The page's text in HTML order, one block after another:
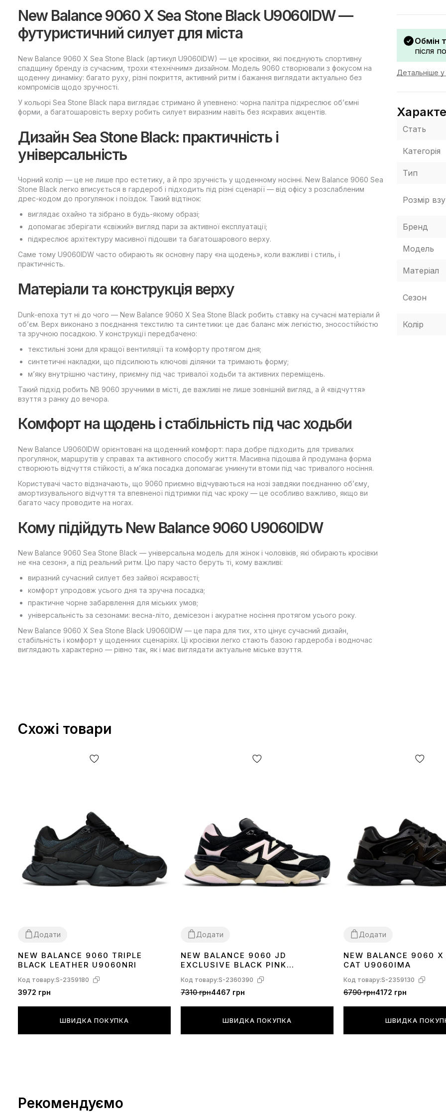
New Balance 9060 X Sea Stone Black U9060IDW —
футуристичний силует для міста
New Balance 9060 X Sea Stone Black (артикул U9060IDW) — це кросівки, які поєднують спортивну
спадщину бренду із сучасним, трохи «технічним» дизайном. Модель 9060 створювали з фокусом на
щоденну динаміку: багато руху, різні покриття, активний ритм і бажання виглядати актуально без
компромісів щодо зручності.
У кольорі Sea Stone Black пара виглядає стримано й упевнено: чорна палітра підкреслює об’ємні
форми, а багатошаровість верху робить силует виразним навіть без яскравих акцентів.
Дизайн Sea Stone Black: практичність і
універсальність
Чорний колір — це не лише про естетику, а й про зручність у щоденному носінні. New Balance 9060 Sea
Stone Black легко вписується в гардероб і підходить під різні сценарії — від офісу з розслабленим
дрес-кодом до прогулянок і поїздок. Такий відтінок:
виглядає охайно та зібрано в будь-якому образі;
допомагає зберігати «свіжий» вигляд пари за активної експлуатації;
підкреслює архітектуру масивної підошви та багатошарового верху.
Саме тому U9060IDW часто обирають як основну пару «на щодень», коли важливі і стиль, і
практичність.
Матеріали та конструкція верху
Dunk-епоха тут ні до чого — New Balance 9060 X Sea Stone Black робить ставку на сучасні матеріали й
об’єм. Верх виконано з поєднання текстилю та синтетики: це дає баланс між легкістю, зносостійкістю
та зручною посадкою. У конструкції передбачено:
текстильні зони для кращої вентиляції та комфорту протягом дня;
синтетичні накладки, що підсилюють ключові ділянки та тримають форму;
м’яку внутрішню частину, приємну під час тривалої ходьби та активних переміщень.
Такий підхід робить NB 9060 зручними в місті, де важливі не лише зовнішній вигляд, а й «відчуття»
взуття з ранку до вечора.
Комфорт на щодень і стабільність під час ходьби
New Balance U9060IDW орієнтовані на щоденний комфорт: пара добре підходить для тривалих
прогулянок, маршрутів у справах та активного способу життя. Масивна підошва й продумана форма
створюють відчуття стійкості, а м’яка посадка допомагає уникнути втоми під час тривалого носіння.
Користувачі часто відзначають, що 9060 приємно відчуваються на нозі завдяки поєднанню об’єму,
амортизувального відчуття та впевненої підтримки під час кроку — це особливо важливо, якщо ви
багато часу проводите на ногах.
Кому підійдуть New Balance 9060 U9060IDW
New Balance 9060 Sea Stone Black — універсальна модель для жінок і чоловіків, які обирають кросівки
не «на сезон», а під реальний ритм. Цю пару часто беруть ті, кому важливі:
виразний сучасний силует без зайвої яскравості;
комфорт упродовж усього дня та зручна посадка;
практичне чорне забарвлення для міських умов;
універсальність за сезонами: весна-літо, демісезон і акуратне носіння протягом усього року.
New Balance 9060 X Sea Stone Black U9060IDW — це пара для тих, хто цінує сучасний дизайн,
стабільність і комфорт у щоденних сценаріях. Ці кросівки легко стають базою гардероба і водночас
виглядають характерно — рівно так, як і має виглядати актуальне міське взуття.
Обмін
після
Детальніше у
Стать
Категорія
Тип
Розмір
Бренд
Модель
Матеріал
Сезон
Колір
Схожі товари
Додати
4142 434445
NEW BALANCE 9060 TRIPLE
BLACK LEATHER U9060NRI
Код товару:S-2359180
3972 грн
ШВИДКА ПОКУПКА
Додати
3637 38394041
NEW BALANCE 9060 JD
EXCLUSIVE BLACK PINK
Код товару:S-2360390
7310 грн4467 грн
ШВИДКА ПОКУПКА
Додати
3637 3840414243 44 45
NEW BALANCE 9060 X
CAT U9060IMA
Код товару:S-2359130
6790 грн4172 грн
ШВИДКА
Рекомендуємо